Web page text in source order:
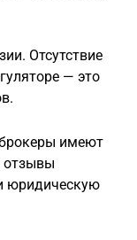
Отсутствие
— это
имеют
отзывы
юридическую